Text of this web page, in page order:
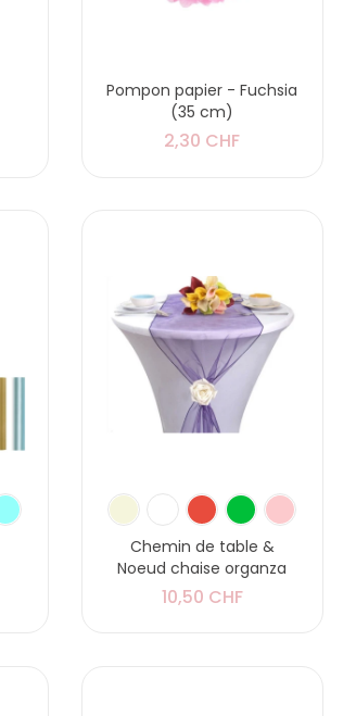
Pompon papier - Fuchsia
(35 cm)
2,30 CHF
Chemin de table &
Noeud chaise organza
10,50 CHF